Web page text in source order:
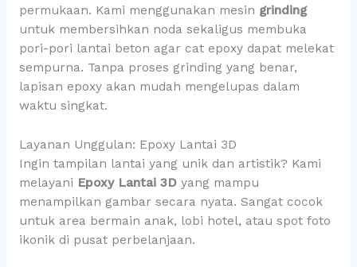
permukaan. Kami menggunakan mesin grinding
untuk membersihkan noda sekaligus membuka
pori-pori lantai beton agar cat epoxy dapat melekat
sempurna. Tanpa proses grinding yang benar,
lapisan epoxy akan mudah mengelupas dalam
waktu singkat.
Layanan Unggulan: Epoxy Lantai 3D
Ingin tampilan lantai yang unik dan artistik? Kami
melayani Epoxy Lantai 3Dyang mampu
menampilkan gambar secara nyata. Sangat cocok
untuk area bermain anak, lobi hotel, atau spot foto
ikonik di pusat perbelanjaan.